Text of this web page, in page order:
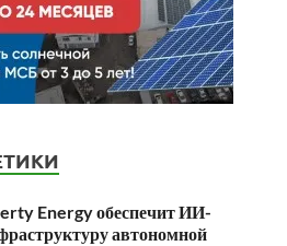
Energy обеспечит ИИ-
автономной